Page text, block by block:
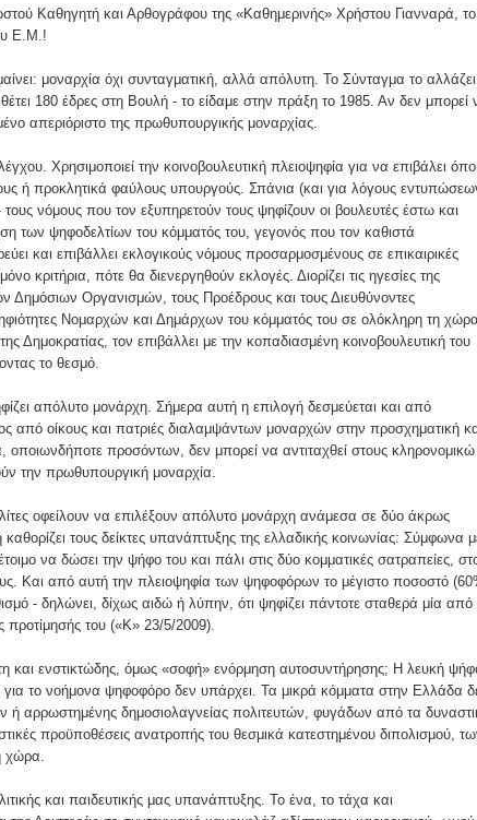
των χωριών της Λίμνης Πλαστήρα από Ιταλούς και
στο Διαγωνισμό Ιδεών - Hackathon που διοργανώνει η
ιδεών στους τομείς της περιβαλλοντικής
της κλιματικής αλλαγής
ΔΙΑΓΩΝΙΣΜΟΥ «ΛΕΙΤΟΥΡΓΙΑ ΒΙΟΚΑ ΧΥΤΑ
τις πλημμύρες και κινδυνεύουμε να
δημοτικών εκλογών που έλαβαν χώρα την 8η Οκτωβρίου
ΠΡΟΕΡΝΑ ΣΤΟ ΝΕΟ ΜΟΝΑΣΤΉΡΙ
Καθηγητή και Αρθογράφου της «Καθημερινής» Χρήστου Γιανναρά, το
Ε.Μ.!
μοναρχία όχι συνταγματική, αλλά απόλυτη. Το Σύνταγμα το
180 έδρες στη Βουλή - το είδαμε στην πράξη το 1985. Αν δεν μπορεί
απεριόριστο της πρωθυπουργικής μοναρχίας.
Χρησιμοποιεί την κοινοβουλευτική πλειοψηφία για να επιβάλει
ή προκλητικά φαύλους υπουργούς. Σπάνια (και για λόγους
νόμους που τον εξυπηρετούν τους ψηφίζουν οι βουλευτές έστω και
των ψηφοδελτίων του κόμματός του, γεγονός που τον καθιστά
και επιβάλλει εκλογικούς νόμους προσαρμοσμένους σε επικαιρικές
κριτήρια, πότε θα διενεργηθούν εκλογές. Διορίζει τις ηγεσίες της
Οργανισμών, τους Προέδρους και τους Διευθύνοντες
Νομαρχών και Δημάρχων του κόμματός του σε ολόκληρη τη
Δημοκρατίας, τον επιβάλλει με την κοπαδιασμένη κοινοβουλευτική του
το θεσμό.
απόλυτο μονάρχη. Σήμερα αυτή η επιλογή δεσμεύεται και από
από οίκους και πατριές διαλαμψάντων μοναρχών στην προσχηματική
οποιωνδήποτε προσόντων, δεν μπορεί να αντιταχθεί στους κληρονομικώ
την πρωθυπουργική μοναρχία.
οφείλουν να επιλέξουν απόλυτο μονάρχη ανάμεσα σε δύο άκρως
τους δείκτες υπανάπτυξης της ελλαδικής κοινωνίας: Σύμφωνα
να δώσει την ψήφο του και πάλι στις δύο κομματικές σατραπείες,
Και από αυτή την πλειοψηφία των ψηφοφόρων το μέγιστο ποσοστό
- δηλώνει, δίχως αιδώ ή λύπην, ότι ψηφίζει πάντοτε σταθερά μία από
προτίμησής του («Κ» 23/5/2009).
και ενστικτώδης, όμως «σοφή» ενόρμηση αυτοσυντήρησης; Η λευκή
για το νοήμονα ψηφοφόρο δεν υπάρχει. Τα μικρά κόμματα στην Ελλάδα
ή αρρωστημένης δημοσιολαγνείας πολιτευτών, φυγάδων από τα
προϋποθέσεις ανατροπής του θεσμικά κατεστημένου διπολισμού,
χώρα.
και παιδευτικής μας υπανάπτυξης. Το ένα, το τάχα και